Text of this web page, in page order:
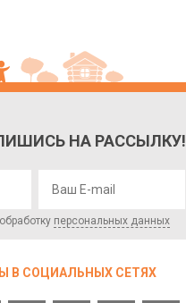
НА РАССЫЛКУ!
персональных данных
В СОЦИАЛЬНЫХ СЕТЯХ